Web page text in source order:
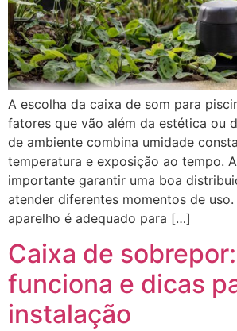
A escolha da caixa de som para
fatores que vão além da estética ou
de ambiente combina umidade
temperatura e exposição ao tempo.
importante garantir uma boa
atender diferentes momentos de
aparelho é adequado para […]
Caixa de
funciona e dicas
instalação